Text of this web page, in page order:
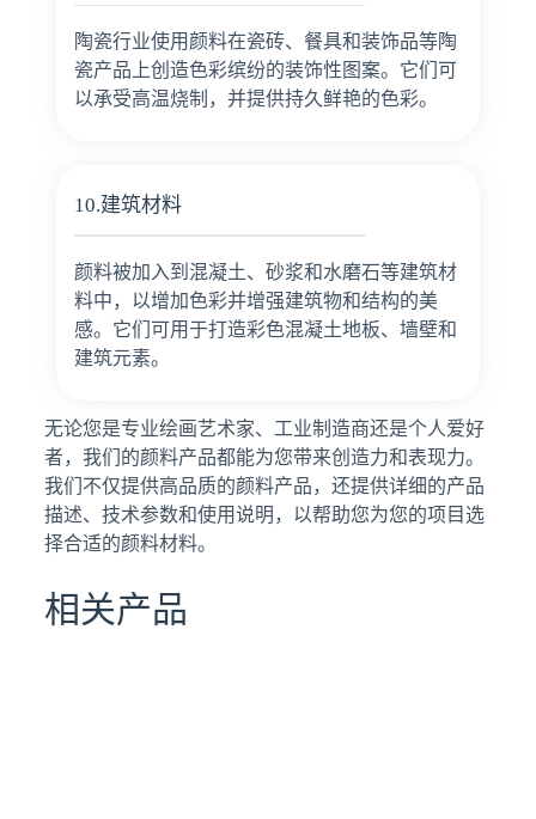
陶瓷行业使用颜料在瓷砖、餐具和装饰品等陶
瓷产品上创造色彩缤纷的装饰性图案。它们可
以承受高温烧制，并提供持久鲜艳的色彩。
10.建筑材料
颜料被加入到混凝土、砂浆和水磨石等建筑材
料中，以增加色彩并增强建筑物和结构的美
感。它们可用于打造彩色混凝土地板、墙壁和
建筑元素。
无论您是专业绘画艺术家、工业制造商还是个人爱好
者，我们的颜料产品都能为您带来创造力和表现力。
我们不仅提供高品质的颜料产品，还提供详细的产品
描述、技术参数和使用说明，以帮助您为您的项目选
择合适的颜料材料。
相关产品